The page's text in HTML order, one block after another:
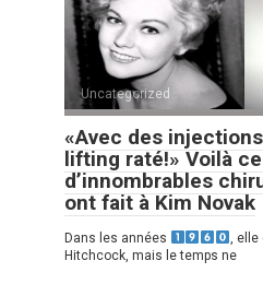
Uncategorized
«Avec des
lifting raté!» Voilà
d’innombrables
ont fait à Kim Novak
Dans les années
,
Hitchcock, mais le temps ne